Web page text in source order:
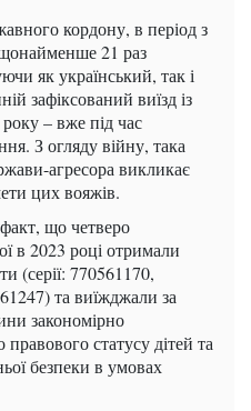
кордону, в період з
21 раз
як український, так і
зафіксований виїзд із
року – вже під час
З огляду війну, така
агресора викликає
цих вояжів.
що четверо
в 2023 році отримали
(серії: 770561170,
та виїжджали за
закономірно
статусу дітей та
безпеки в умовах